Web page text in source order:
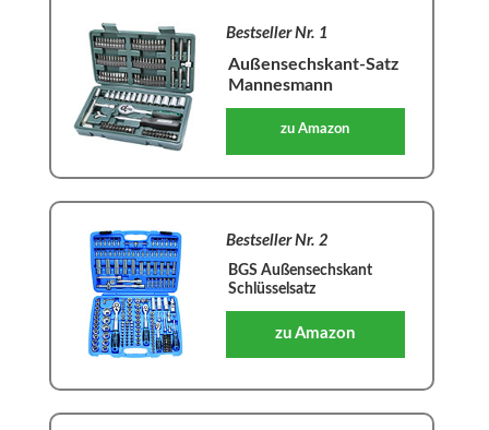
Außensechskant-Satz
Mannesmann
zu Amazon
Bestseller Nr. 1
BGS Außensechskant
Schlüsselsatz
zu Amazon
Bestseller Nr. 2